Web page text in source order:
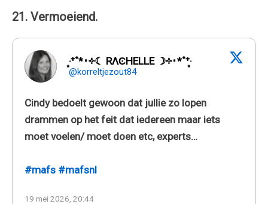
21. Vermoeiend.
‧͙⁺˚*･༓☾ RΛϾHELLE ☽༓･*˚⁺‧͙
@korreltjezout84
Cindy bedoelt gewoon dat jullie zo lopen
drammen op het feit dat iedereen maar iets
moet voelen/ moet doen etc, experts…
#mafs #mafsnl
19 mei 2026, 20:44